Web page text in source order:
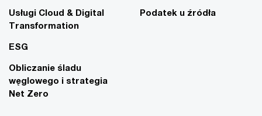
Usługi Cloud & Digital
Transformation
ESG
Obliczanie śladu
węglowego i strategia
Net Zero
Podatek u źródła